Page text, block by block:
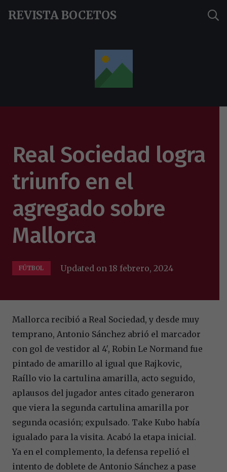
REVISTA BOCETOS
Real Sociedad logra
triunfo en el
agregado sobre
Mallorca
FÚTBOL Updated on 18 febrero, 2024
Mallorca recibió a Real Sociedad, y desde muy
temprano, Antonio Sánchez abrió el marcador
con gol de vestidor al 4′, Robin Le Normand fue
pintado de amarillo al igual que Rajkovic,
Raíllo vio la cartulina amarilla, acto seguido,
aplausos del jugador antes citado generaron
que viera la segunda cartulina amarilla por
segunda ocasión; expulsado. Take Kubo había
igualado para la visita. Acabó la etapa inicial.
Ya en el complemento, la defensa repelió el
intento de doblete de Antonio Sánchez a pase